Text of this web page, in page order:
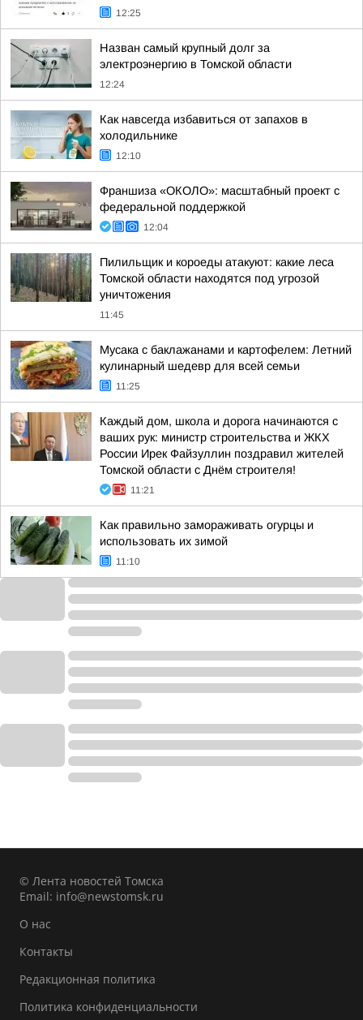
12:25
Назван самый крупный долг за
электроэнергию в Томской области
12:24
Как навсегда избавиться от запахов в
холодильнике
12:10
Франшиза «ОКОЛО»: масштабный проект с
федеральной поддержкой
12:04
Пилильщик и короеды атакуют: какие леса
Томской области находятся под угрозой
уничтожения
11:45
Мусака с баклажанами и картофелем: Летний
кулинарный шедевр для всей семьи
11:25
Каждый дом, школа и дорога начинаются с
ваших рук: министр строительства и ЖКХ
России Ирек Файзуллин поздравил жителей
Томской области с Днём строителя!
11:21
Как правильно замораживать огурцы и
использовать их зимой
11:10
© Лента новостей Томска
Email: info@newstomsk.ru
О нас
Контакты
Редакционная политика
Политика конфиденциальности